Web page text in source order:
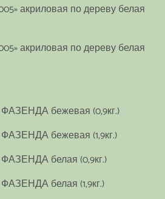
акриловая по дереву белая
акриловая по дереву белая
бежевая (0,9кг.)
бежевая (1,9кг.)
белая (0,9кг.)
белая (1,9кг.)